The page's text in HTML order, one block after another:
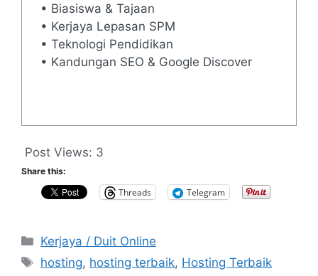
• Biasiswa & Tajaan
• Kerjaya Lepasan SPM
• Teknologi Pendidikan
• Kandungan SEO & Google Discover
Post Views: 3
Share this:
Threads Telegram
Categories
Kerjaya / Duit Online
Tags
hosting, hosting terbaik, Hosting Terbaik